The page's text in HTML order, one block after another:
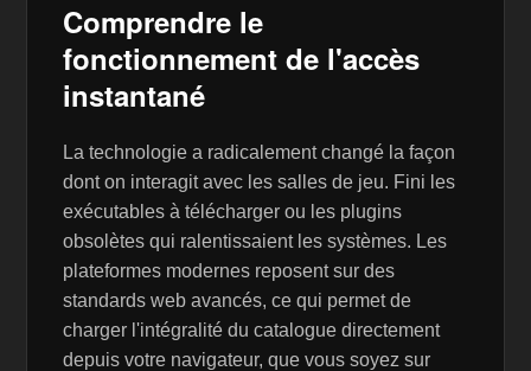
Comprendre le
fonctionnement de l'accès
instantané
La technologie a radicalement changé la façon
dont on interagit avec les salles de jeu. Fini les
exécutables à télécharger ou les plugins
obsolètes qui ralentissaient les systèmes. Les
plateformes modernes reposent sur des
standards web avancés, ce qui permet de
charger l'intégralité du catalogue directement
depuis votre navigateur, que vous soyez sur